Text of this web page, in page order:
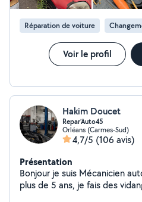
Réparation de voiture
Voir le profil
Hakim Doucet
Repar’Auto45
Orléans (Carmes-Sud)
4,7/5 (106 avis)
Présentation
Bonjour je suis Mécanicien
plus de 5 ans, je fais des